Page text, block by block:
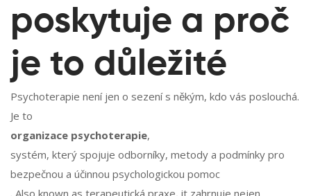
poskytuje a proč
je to důležité
Psychoterapie není jen o sezení s někým, kdo vás poslouchá.
Je to
organizace psychoterapie,
systém, který spojuje odborníky, metody a podmínky pro
bezpečnou a účinnou psychologickou pomoc
. Also known as terapeutická praxe, it zahrnuje nejen